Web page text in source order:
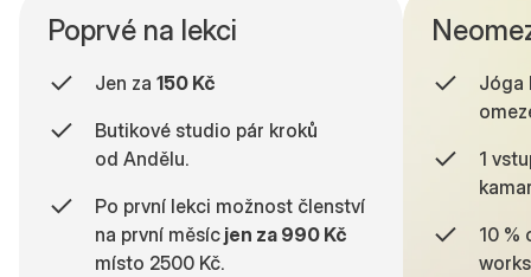
Poprvé na lekci
Jen za 150 Kč
Butikové studio pár kroků
od Andělu.
Po první lekci možnost členství
na první měsíc jen za 990 Kč
místo 2500 Kč.
Jóga
1
10 %